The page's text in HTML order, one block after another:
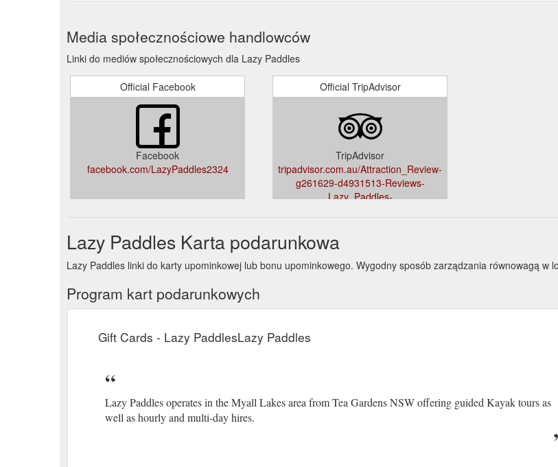
Media społecznościowe handlowców
Linki do mediów społecznościowych dla Lazy Paddles
Official Facebook
Facebook
facebook.com/LazyPaddles2324
Official TripAdvisor
TripAdvisor
tripadvisor.com.au/Attraction_Review-
g261629-d4931513-Reviews-
Lazy_Paddles-
Lazy Paddles Karta podarunkowa
Lazy Paddles linki do karty upominkowej lub bonu upominkowego. Wygodny sposób zarządzania równowagą w
Program kart podarunkowych
Gift Cards - Lazy PaddlesLazy Paddles
Lazy Paddles operates in the Myall Lakes area from Tea Gardens NSW offering guided Kayak tours as
well as hourly and multi-day hires.